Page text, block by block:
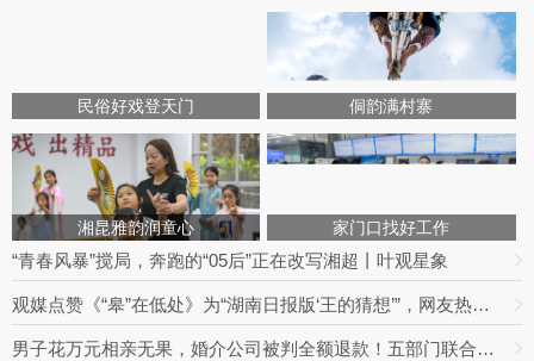
民俗好戏登天门 侗韵满村寨
湘昆雅韵润童心 家门口找好工作
“青春风暴”搅局，奔跑的“05后”正在改写湘超丨叶观星象
观媒点赞《“皋”在低处》为“湖南日报版‘王的猜想’”，网友热议：党报头版可以这么起标题
男子花万元相亲无果，婚介公司被判全额退款！五部门联合整治婚介七大乱象